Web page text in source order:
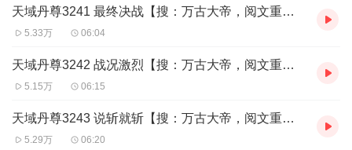
天域丹尊3241 最终决战【搜：万古大帝，阅文重磅玄幻】
5.33万 06:04
天域丹尊3242 战况激烈【搜：万古大帝，阅文重磅玄幻】
5.15万 06:15
天域丹尊3243 说斩就斩【搜：万古大帝，阅文重磅玄幻】
5.29万 06:20